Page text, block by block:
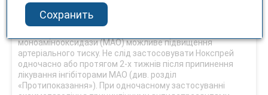
підвищення артеріального тиску. Таке поєднане
застосування можливе лише після консультації з
моноамінооксидази (МАО) можливе підвищення
артеріального тиску. Не слід застосовувати Нокспрей
одночасно або протягом 2-х тижнів після припинення
лікування інгібіторами МАО (див. розділ
«Протипоказання»). При одночасному застосуванні
Сохранить